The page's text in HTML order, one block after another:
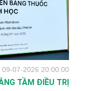
09-07-2026 20:00:00
TẦM ĐIỀU TRỊ